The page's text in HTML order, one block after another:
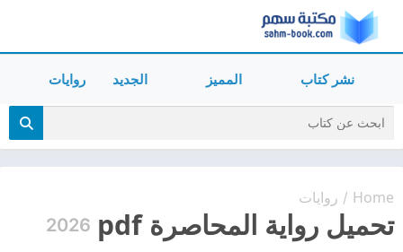
نشر كتاب المميز الجديد روايات
Home
/ روايات
تحميل رواية المحاصرة pdf 2026